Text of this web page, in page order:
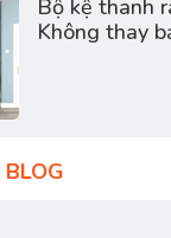
Bộ kệ thanh
Không thay